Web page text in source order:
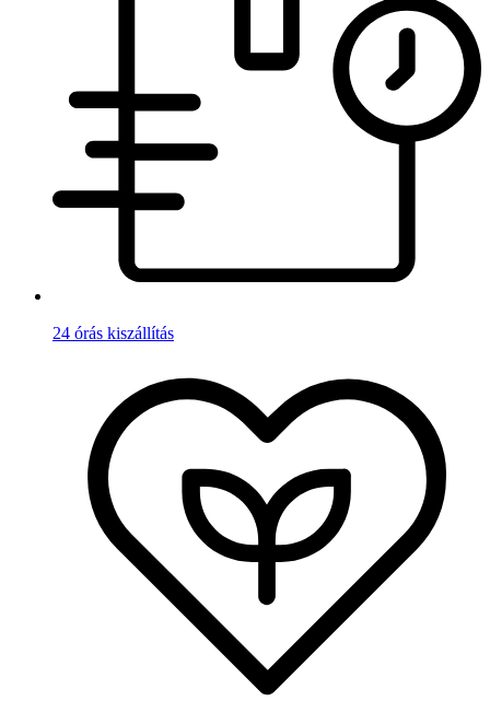
24 órás kiszállítás